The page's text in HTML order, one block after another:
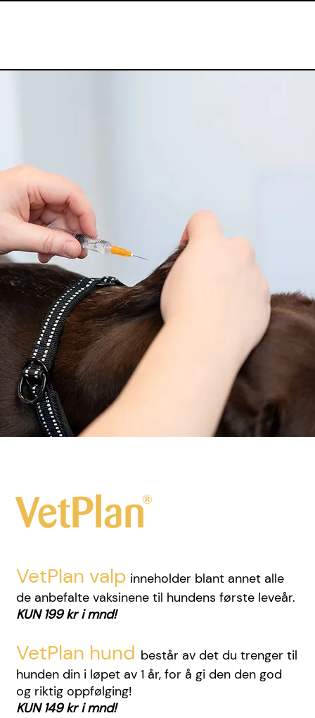
VetPlan valp inneholder blant annet alle
de anbefalte vaksinene til hundens første leveår.
KUN 199 kr i mnd!
VetPlan hund består av det du trenger til
hunden din i løpet av 1 år, for å gi den den god
og riktig oppfølging!
KUN 149 kr i mnd!